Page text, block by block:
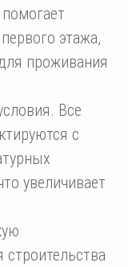
этажа,
проживания
Все
с
увеличивает